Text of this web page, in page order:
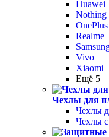
Huawei
Nothing
OnePlus
Realme
Vivo
Xiaomi
Ещё 5
Чехлы для
Чехлы
Чехлы